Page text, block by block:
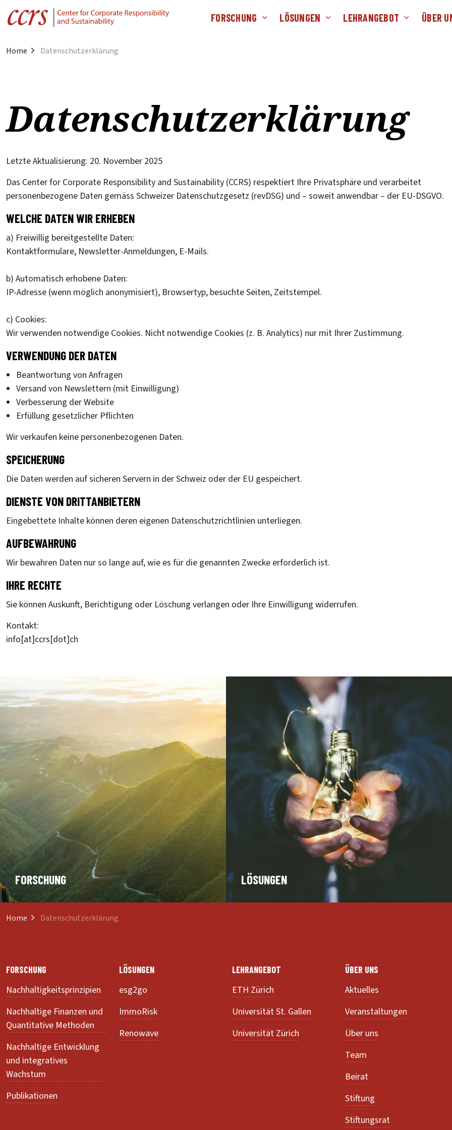
FORSCHUNG LÖSUNGEN LEHRANGEBOT ÜBER
Home Datenschutzerklärung
Datenschutzerklärung
Letzte Aktualisierung: 20. November 2025
Das Center for Corporate Responsibility and Sustainability (CCRS) respektiert Ihre Privatsphäre und verarbeitet
personenbezogene Daten gemäss Schweizer Datenschutzgesetz (revDSG) und – soweit anwendbar – der EU-DSGVO.
WELCHE DATEN WIR ERHEBEN
a) Freiwillig bereitgestellte Daten:
Kontaktformulare, Newsletter-Anmeldungen, E-Mails.
b) Automatisch erhobene Daten:
IP-Adresse (wenn möglich anonymisiert), Browsertyp, besuchte Seiten, Zeitstempel.
c) Cookies:
Wir verwenden notwendige Cookies. Nicht notwendige Cookies (z. B. Analytics) nur mit Ihrer Zustimmung.
VERWENDUNG DER DATEN
Beantwortung von Anfragen
Versand von Newslettern (mit Einwilligung)
Verbesserung der Website
Erfüllung gesetzlicher Pflichten
Wir verkaufen keine personenbezogenen Daten.
SPEICHERUNG
Die Daten werden auf sicheren Servern in der Schweiz oder der EU gespeichert.
DIENSTE VON DRITTANBIETERN
Eingebettete Inhalte können deren eigenen Datenschutzrichtlinien unterliegen.
AUFBEWAHRUNG
Wir bewahren Daten nur so lange auf, wie es für die genannten Zwecke erforderlich ist.
IHRE RECHTE
Sie können Auskunft, Berichtigung oder Löschung verlangen oder Ihre Einwilligung widerrufen.
Kontakt:
info[at]ccrs[dot]ch
FORSCHUNG LÖSUNGEN
Home Datenschutzerklärung
FORSCHUNG
Nachhaltigkeitsprinzipien
Nachhaltige Finanzen und
Quantitative Methoden
Nachhaltige Entwicklung
und integratives
Wachstum
Publikationen
LÖSUNGEN
esg2go
ImmoRisk
Renowave
LEHRANGEBOT
ETH Zürich
Universität St. Gallen
Universität Zürich
ÜBER UNS
Aktuelles
Veranstaltungen
Über uns
Team
Beirat
Stiftung
Stiftungsrat